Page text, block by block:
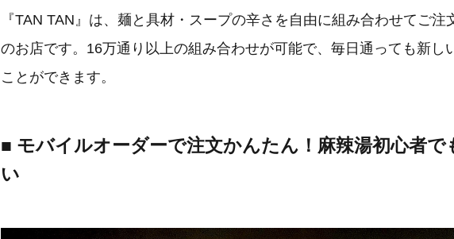
『TAN TAN』は、麺と具材・スープの辛さを自由に組み合わせてご注
のお店です。16万通り以上の組み合わせが可能で、毎日通っても新し
ことができます。
■ モバイルオーダーで注文かんたん！麻辣湯初心者で
い